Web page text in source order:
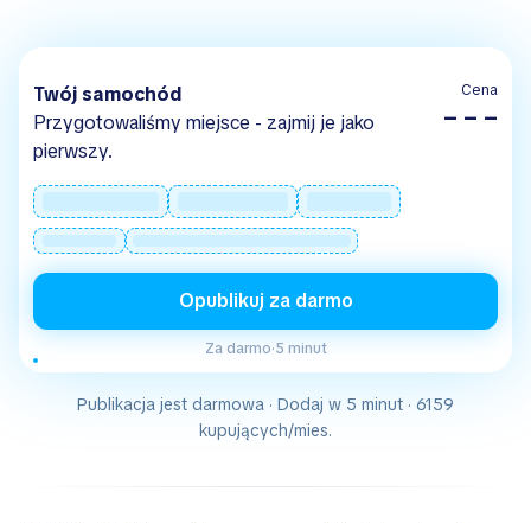
Twój samochód
Przygotowaliśmy miejsce - zajmij je jako
pierwszy.
Cena
– – –
Opublikuj za darmo
Za darmo·5 minut
Publikacja jest darmowa · Dodaj w 5 minut · 6159
kupujących/mies.